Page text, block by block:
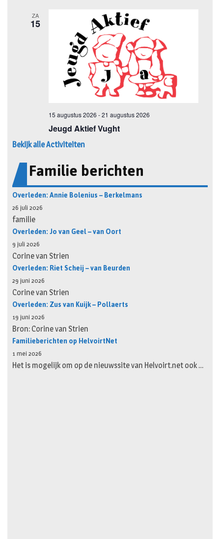
Bekijk alle Activiteiten
Familie berichten
Overleden: Annie Bolenius – Berkelmans
26 juli 2026
familie
Overleden: Jo van Geel – van Oort
9 juli 2026
Corine van Strien
Overleden: Riet Scheij – van Beurden
29 juni 2026
Corine van Strien
Overleden: Zus van Kuijk – Pollaerts
19 juni 2026
Bron: Corine van Strien
Familieberichten op HelvoirtNet
1 mei 2026
Het is mogelijk om op de nieuwssite van Helvoirt.net ook …